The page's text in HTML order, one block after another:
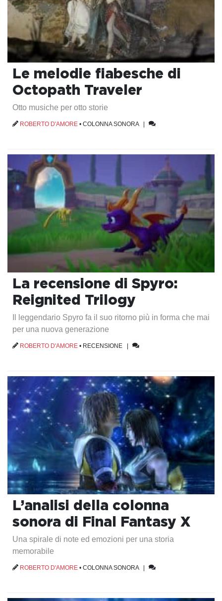
Le melodie fiabesche di
Octopath Traveler
Otto musiche per otto storie
ROBERTO D'AMORE • COLONNA SONORA|
La recensione di Spyro:
Reignited Trilogy
Il leggendario Spyro fa il suo ritorno più in forma che mai
per una nuova generazione
ROBERTO D'AMORE • RECENSIONE |
L’analisi della colonna
sonora di Final Fantasy X
Una spirale di note ed emozioni per una storia
memorabile
ROBERTO D'AMORE • COLONNA SONORA|